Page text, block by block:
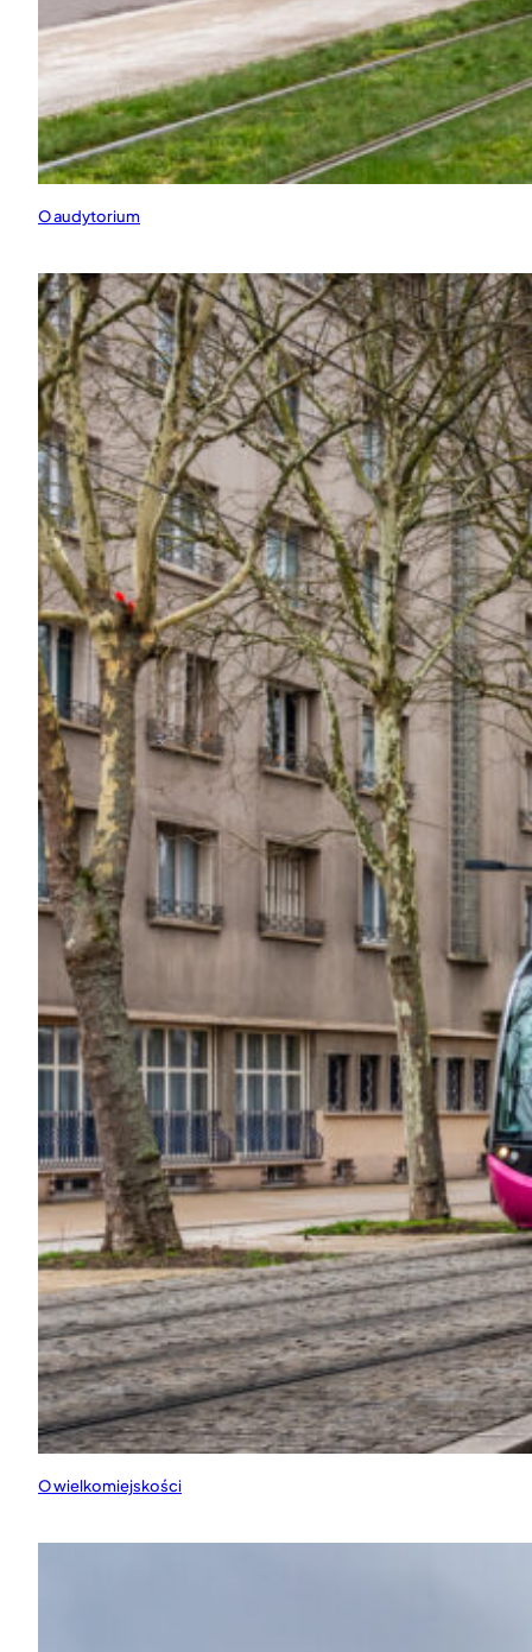
O audytorium
O wielkomiejskości